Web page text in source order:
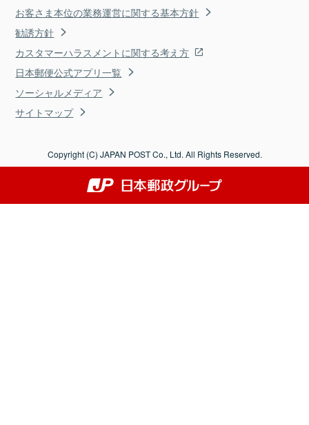
お客さま本位の業務運営に関する基本方針
勧誘方針
カスタマーハラスメントに関する考え方
日本郵便公式アプリ一覧
ソーシャルメディア
サイトマップ
Copyright (C) JAPAN POST Co., Ltd. All Rights Reserved.